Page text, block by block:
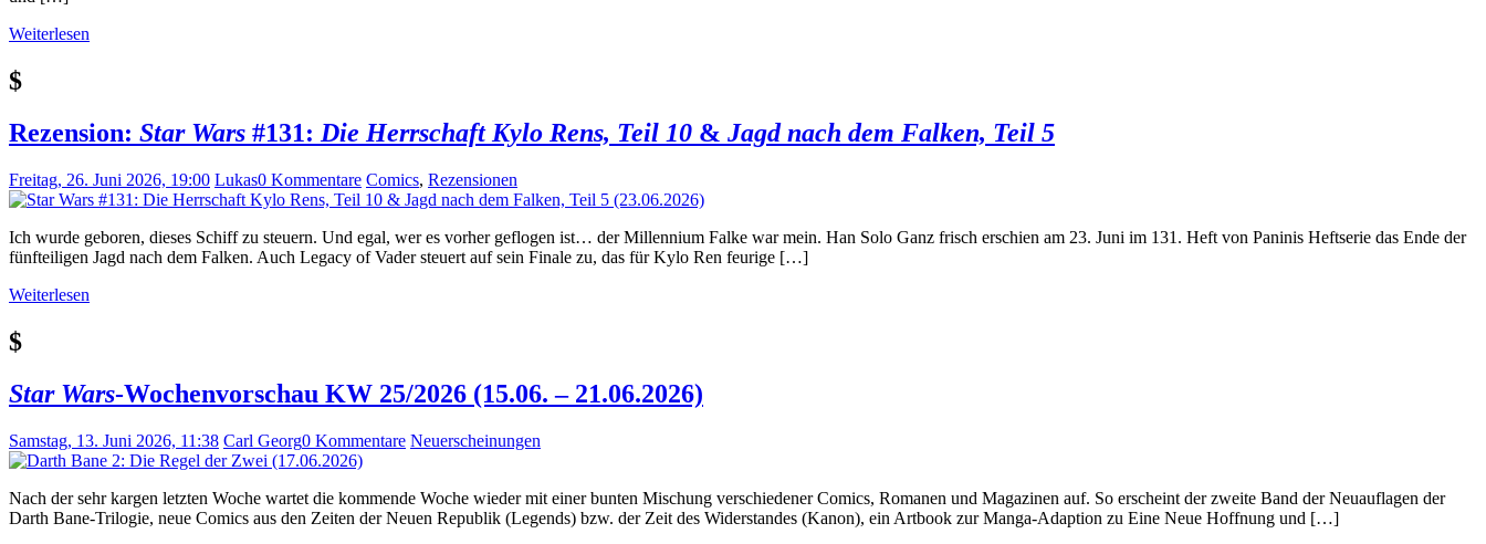
Weiterlesen
$
Rezension: Star Wars #131: Die Herrschaft Kylo Rens, Teil 10 & Jagd nach dem Falken, Teil 5
Freitag, 26. Juni 2026, 19:00 Lukas0 Kommentare Comics, Rezensionen
Ich wurde geboren, dieses Schiff zu steuern. Und egal, wer es vorher geflogen ist… der Millennium Falke war mein. Han Solo Ganz frisch erschien am 23. Juni im 131. Heft von Paninis Heftserie das Ende der
fünfteiligen Jagd nach dem Falken. Auch Legacy of Vader steuert auf sein Finale zu, das für Kylo Ren feurige […]
Weiterlesen
$
Star Wars-Wochenvorschau KW 25/2026 (15.06. – 21.06.2026)
Samstag, 13. Juni 2026, 11:38 Carl Georg0 Kommentare Neuerscheinungen
Nach der sehr kargen letzten Woche wartet die kommende Woche wieder mit einer bunten Mischung verschiedener Comics, Romanen und Magazinen auf. So erscheint der zweite Band der Neuauflagen der
Darth Bane-Trilogie, neue Comics aus den Zeiten der Neuen Republik (Legends) bzw. der Zeit des Widerstandes (Kanon), ein Artbook zur Manga-Adaption zu Eine Neue Hoffnung und […]